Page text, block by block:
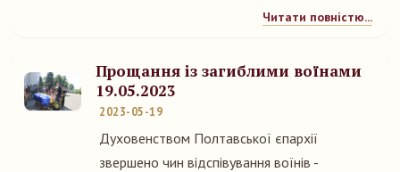
Читати повністю...
Прощання із загиблими воїнами
19.05.2023
2023-05-19
Духовенством Полтавської єпархії
звершено чин відспівування воїнів -